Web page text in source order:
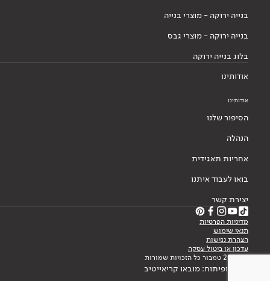
בנייה ירוקה - מוצרי בנייה
בנייה ירוקה - מוצרי גבס
בלוג בנייה ירוקה
אודותינו
אודותינו
הסיפור שלנו
הנהלה
אחריות תאגידית
בואו לעבוד איתנו
יצירת קשר
מדיניות הפרטיות
תנאי שימוש
הצהרת נגישות
עדכון או ביטול עסקה
© 2026 טמבור כל הזכויות שמורות
עיצוב ופיתוח: מובאו קריאייטיב